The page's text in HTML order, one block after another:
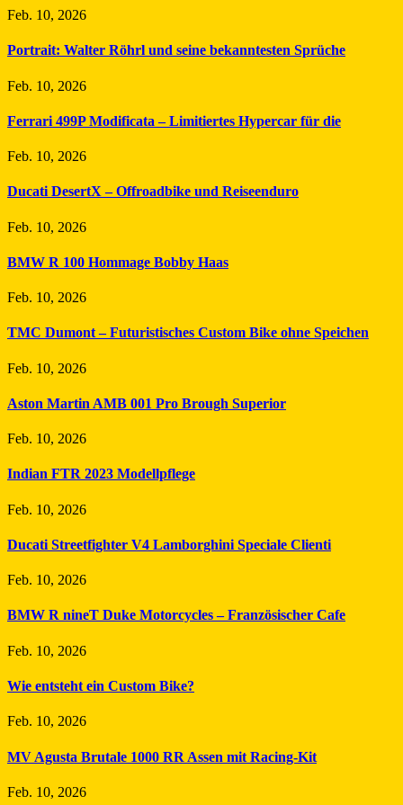
Feb. 10, 2026
Portrait: Walter Röhrl und seine bekanntesten Sprüche
Feb. 10, 2026
Ferrari 499P Modificata – Limitiertes Hypercar für die
Feb. 10, 2026
Ducati DesertX – Offroadbike und Reiseenduro
Feb. 10, 2026
BMW R 100 Hommage Bobby Haas
Feb. 10, 2026
TMC Dumont – Futuristisches Custom Bike ohne Speichen
Feb. 10, 2026
Aston Martin AMB 001 Pro Brough Superior
Feb. 10, 2026
Indian FTR 2023 Modellpflege
Feb. 10, 2026
Ducati Streetfighter V4 Lamborghini Speciale Clienti
Feb. 10, 2026
BMW R nineT Duke Motorcycles – Französischer Cafe
Feb. 10, 2026
Wie entsteht ein Custom Bike?
Feb. 10, 2026
MV Agusta Brutale 1000 RR Assen mit Racing-Kit
Feb. 10, 2026